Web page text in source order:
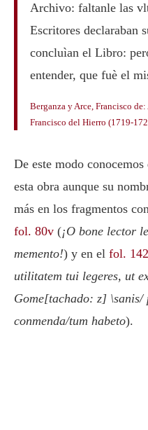
Archivo: faltanle las
Escritores declaraban
concluìan el Libro:
entender, que fuè el
Berganza y Arce, Francisco de:
Francisco del Hierro (1719-
De este modo
esta obra aunque su
más en los fragmentos
fol. 80v (¡O bone lector
memento!) y en el fol.
utilitatem tui legeres, ut
Gome[tachado: z]
conmenda/tum habeto).